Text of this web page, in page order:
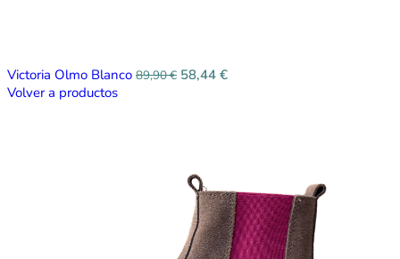
Victoria Olmo Blanco 89,90€ 58,44 €
Volver a productos